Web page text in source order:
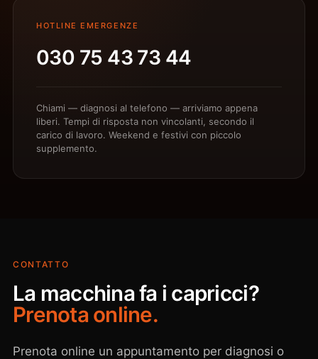
HOTLINE EMERGENZE
030 75 43 73 44
Chiami — diagnosi al telefono — arriviamo appena
liberi. Tempi di risposta non vincolanti, secondo il
carico di lavoro. Weekend e festivi con piccolo
supplemento.
CONTATTO
La macchina fa i capricci?
Prenota online.
Prenota online un appuntamento per diagnosi o